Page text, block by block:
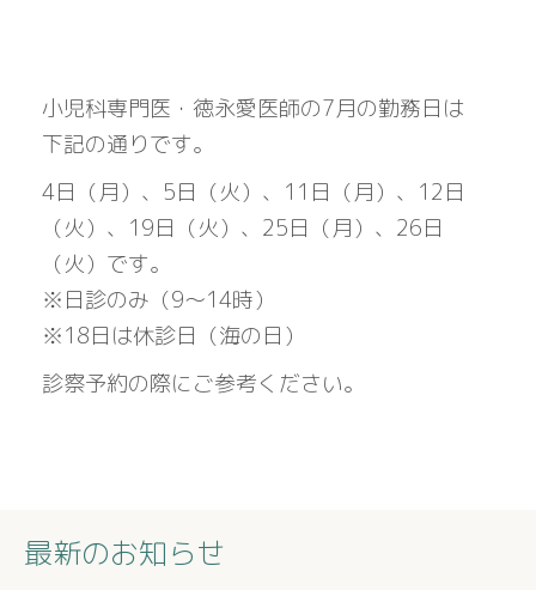
小児科専門医・徳永愛医師の7月の勤務日は
下記の通りです。
4日（月）、5日（火）、11日（月）、12日
（火）、19日（火）、25日（月）、26日
（火）です。
※日診のみ（9～14時）
※18日は休診日（海の日）
診察予約の際にご参考ください。
最新のお知らせ